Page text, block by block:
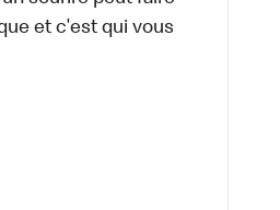
et c'est qui vous